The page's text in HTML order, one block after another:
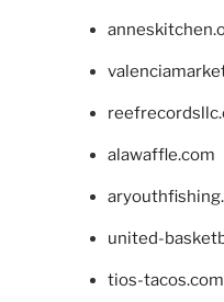
alawaffle.com
united-
tios-tacos.com